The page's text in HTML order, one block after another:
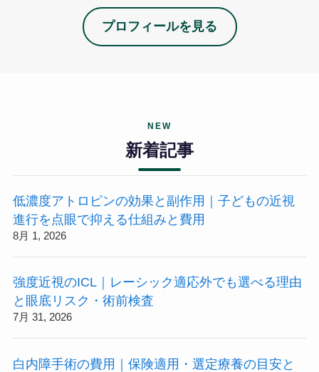
プロフィールを見る
NEW
新着記事
低濃度アトロピンの効果と副作用｜子どもの近視
進行を点眼で抑える仕組みと費用
8月 1, 2026
強度近視のICL｜レーシック適応外でも選べる理由
と眼底リスク・術前検査
7月 31, 2026
白内障手術の費用｜保険適用・選定療養の目安と